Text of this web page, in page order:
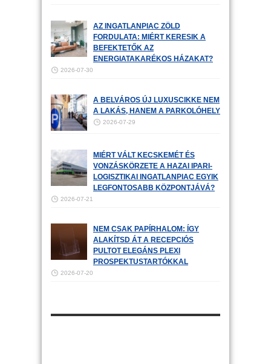
AZ INGATLANPIAC ZÖLD
FORDULATA: MIÉRT KERESIK A
BEFEKTETŐK AZ
ENERGIATAKARÉKOS HÁZAKAT?
2026-07-30
A BELVÁROS ÚJ LUXUSCIKKE NEM
A LAKÁS, HANEM A PARKOLÓHELY
2026-07-29
MIÉRT VÁLT KECSKEMÉT ÉS
VONZÁSKÖRZETE A HAZAI IPARI-
LOGISZTIKAI INGATLANPIAC EGYIK
LEGFONTOSABB KÖZPONTJÁVÁ?
2026-07-21
NEM CSAK PAPÍRHALOM: ÍGY
ALAKÍTSD ÁT A RECEPCIÓS
PULTOT ELEGÁNS PLEXI
PROSPEKTUSTARTÓKKAL
2026-07-20